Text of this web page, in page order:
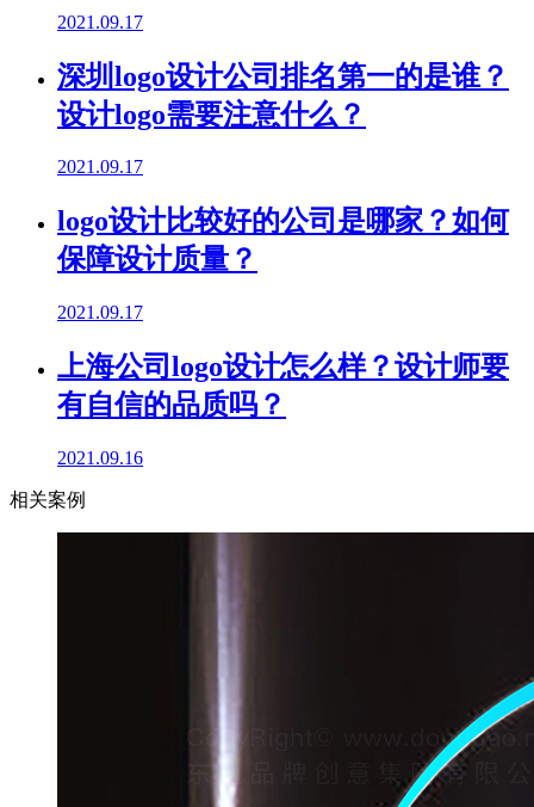
2021.09.17
深圳logo设计公司排名第一的是谁？
设计logo需要注意什么？
2021.09.17
logo设计比较好的公司是哪家？如何
保障设计质量？
2021.09.17
上海公司logo设计怎么样？设计师要
有自信的品质吗？
2021.09.16
相关案例